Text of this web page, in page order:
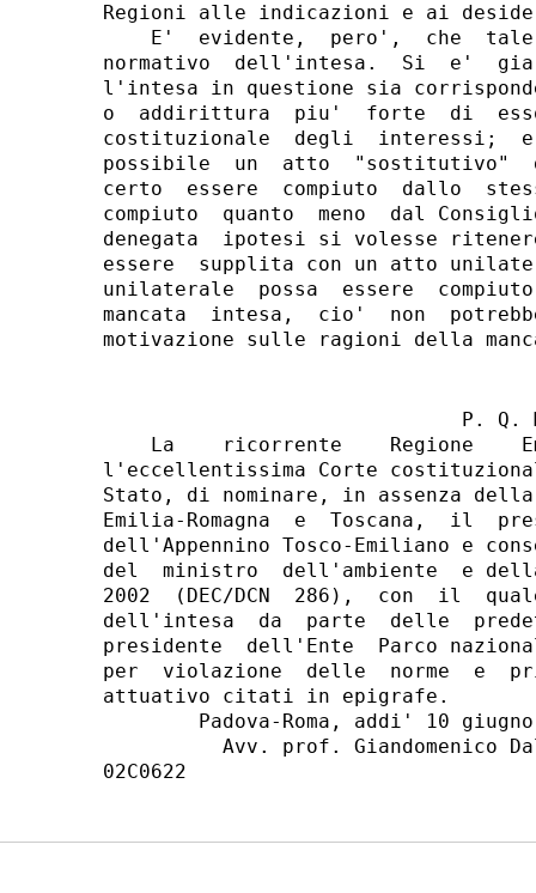
P. Q.
La    ricorrente    Regione
l'eccellentissima Corte
Stato, di nominare, in assenza
Emilia-Romagna  e  Toscana,  il
dell'Appennino Tosco-Emiliano e
del  ministro  dell'ambiente  e
2002  (DEC/DCN  286),  con  il
dell'intesa  da  parte  delle
presidente  dell'Ente  Parco
per  violazione  delle  norme  e
attuativo citati in epigrafe.
Padova-Roma, addi' 10
Avv. prof. Giandomenico